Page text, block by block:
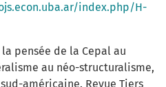
index.php/H-
la pensée de la Cepal au
au néo-structuralisme,
américaine. Revue Tiers